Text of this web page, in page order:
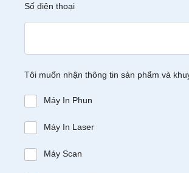
Số điện thoại
Tôi muốn nhận thông tin sản phẩm và
Máy In Phun
Máy In Laser
Máy Scan